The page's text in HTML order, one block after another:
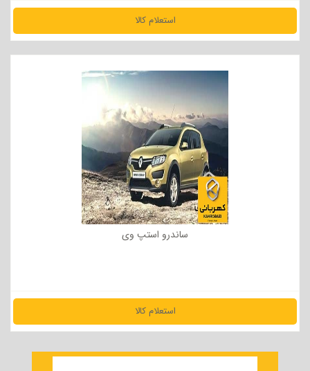
استعلام کالا
مشاهده جزئیات
ساندرو استپ وی
استعلام کالا